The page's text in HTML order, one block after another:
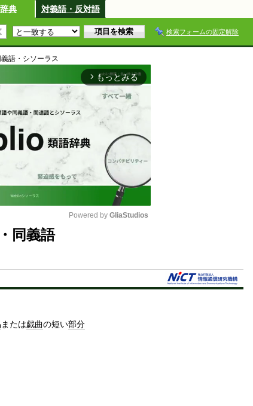
典 対義語・反対語
検索フォームの固定解除
語・シソーラス
arrow_forward_ios もっとみる
Powered by GliaStudios
同義語
または戯曲の短い部分